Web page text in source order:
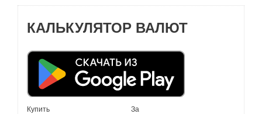
КАЛЬКУЛЯТОР ВАЛЮТ
Купить За